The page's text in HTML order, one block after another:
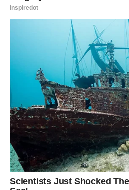
jedini standard ljepote. No, istinska
izvire iz njezine autentičnosti,
Bore, sijeda kosa i tjelesne
dobro proživljenog života.
Osjećati sram zbog prirodnog
sram prema sebi. Žena koja je
borbom, tugom i radošću ne smije
Napuštanje vlastitih težnji za
uobičajena je zabluda. Dok obitelj i
značaj, brojne žene pogrešno
navršenih šezdeset godina njihova
isključivo oko potreba drugih. Ovo
trebalo označiti početak putovanja
umjetnosti, prepuštanje književnosti,